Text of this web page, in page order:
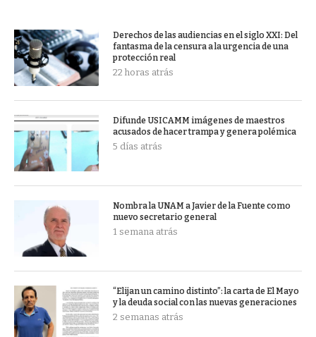
Derechos de las audiencias en el siglo XXI: Del
fantasma de la censura a la urgencia de una
protección real
22 horas atrás
Difunde USICAMM imágenes de maestros
acusados de hacer trampa y genera polémica
5 días atrás
Nombra la UNAM a Javier de la Fuente como
nuevo secretario general
1 semana atrás
“Elijan un camino distinto”: la carta de El Mayo
y la deuda social con las nuevas generaciones
2 semanas atrás